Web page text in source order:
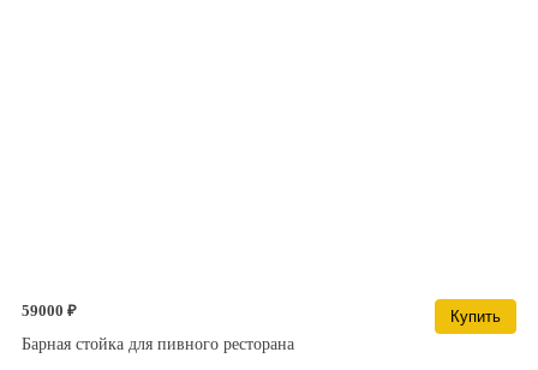
59000 ₽
Купить
Барная стойка для пивного ресторана